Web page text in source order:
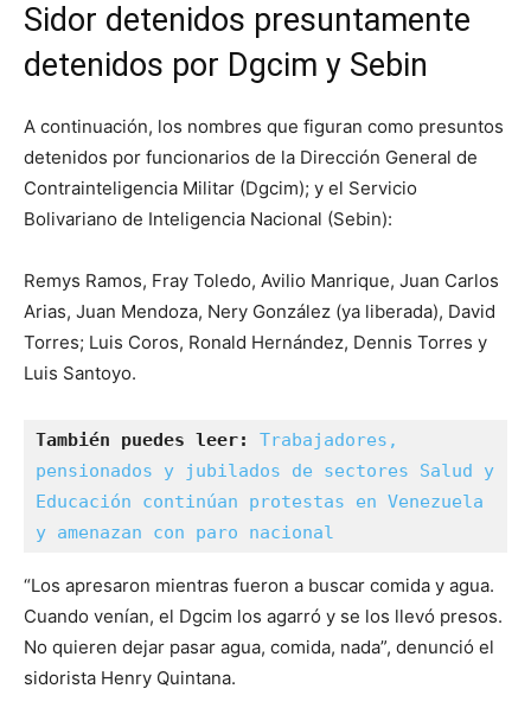
Sidor detenidos presuntamente
detenidos por Dgcim y Sebin
A continuación, los nombres que figuran como presuntos
detenidos por funcionarios de la Dirección General de
Contrainteligencia Militar (Dgcim); y el Servicio
Bolivariano de Inteligencia Nacional (Sebin):
Remys Ramos, Fray Toledo, Avilio Manrique, Juan Carlos
Arias, Juan Mendoza, Nery González (ya liberada), David
Torres; Luis Coros, Ronald Hernández, Dennis Torres y
Luis Santoyo.
También puedes leer: Trabajadores,
pensionados y jubilados de sectores Salud y
Educación continúan protestas en Venezuela
y amenazan con paro nacional
“Los apresaron mientras fueron a buscar comida y agua.
Cuando venían, el Dgcim los agarró y se los llevó presos.
No quieren dejar pasar agua, comida, nada”, denunció el
sidorista Henry Quintana.